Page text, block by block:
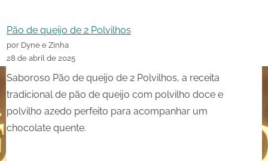
Pão de queijo de 2 Polvilhos
por Dyne e Zinha
28 de abril de 2025
Saboroso Pão de queijo de 2 Polvilhos, a receita
tradicional de pão de queijo com polvilho doce e
polvilho azedo perfeito para acompanhar um
chocolate quente.